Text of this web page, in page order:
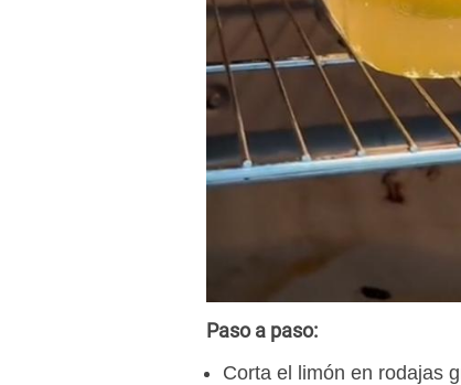
Paso a paso:
Corta el limón en rodajas